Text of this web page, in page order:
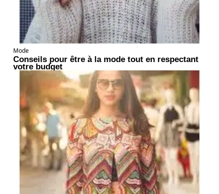
Mode
Conseils pour être à la mode tout en respectant
votre budget